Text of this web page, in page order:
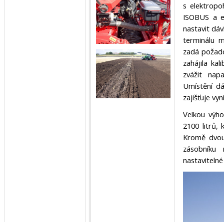
s
ISOBUS a
nastavit
terminálu
zadá
zahájila
zvážit
Umístění
zajišťuje
Velkou
2100 litrů,
Kromě